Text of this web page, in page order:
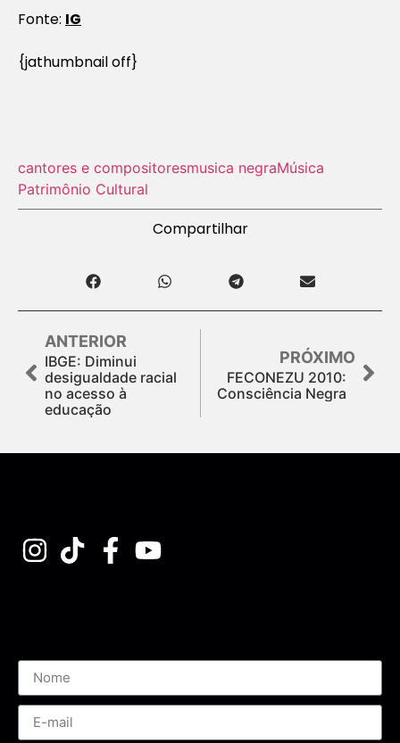
Fonte: IG
{jathumbnail off}
cantores e compositoresmusica negraMúsica
Patrimônio Cultural
Compartilhar
ANTERIOR
IBGE: Diminui
desigualdade racial
no acesso à
educação
PRÓXIMO
FECONEZU 2010:
Consciência Negra